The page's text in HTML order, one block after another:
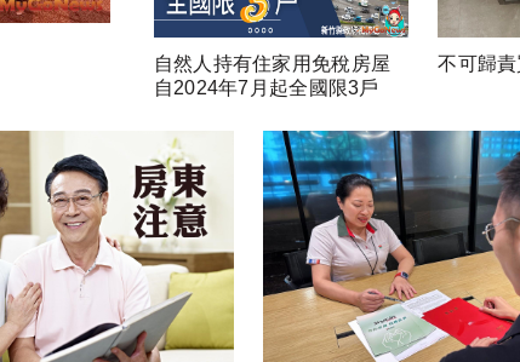
自然人持有住家用免稅房屋
自2024年7月起全國限3戶
不可歸